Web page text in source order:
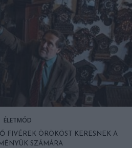
ÉLETMÓD
FIVÉREK ÖRÖKÖST KERESNEK A
SZÁMÁRA